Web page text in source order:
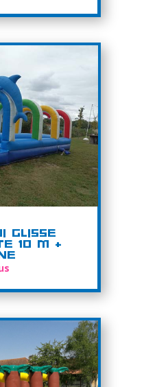
glisse
10 m +